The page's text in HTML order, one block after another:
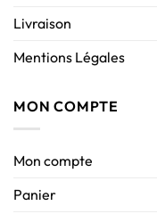
Livraison
Mentions Légales
MON COMPTE
Mon compte
Panier